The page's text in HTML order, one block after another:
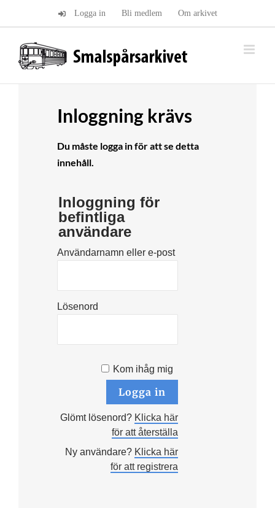
Logga in Bli medlem Om arkivet
Inloggning krävs
Du måste logga in för att se detta
innehåll.
Inloggning för
befintliga
användare
Användarnamn eller e-post
Lösenord
Kom ihåg mig
Glömt lösenord? Klicka här
för att återställa
Ny användare? Klicka här
för att registrera